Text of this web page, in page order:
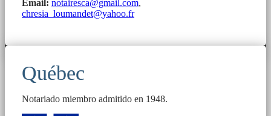
Email: notairesca@gmail.com,
chresia_loumandet@yahoo.fr
Québec
Notariado miembro admitido en 1948.